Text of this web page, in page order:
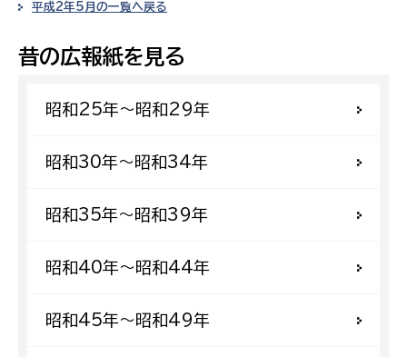
昔の広報紙を見る
昭和25年〜昭和29年
昭和30年〜昭和34年
昭和35年〜昭和39年
昭和40年〜昭和44年
昭和45年〜昭和49年
平成2年5月の一覧へ戻る